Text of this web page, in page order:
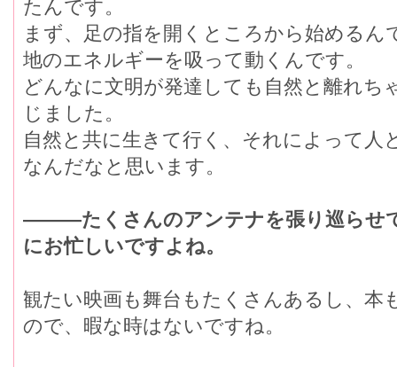
たんです。
まず、足の指を開くところから始めるん
地のエネルギーを吸って動くんです。
どんなに文明が発達しても自然と離れち
じました。
自然と共に生きて行く、それによって人
なんだなと思います。
―――たくさんのアンテナを張り巡らせ
にお忙しいですよね。
観たい映画も舞台もたくさんあるし、本
ので、暇な時はないですね。